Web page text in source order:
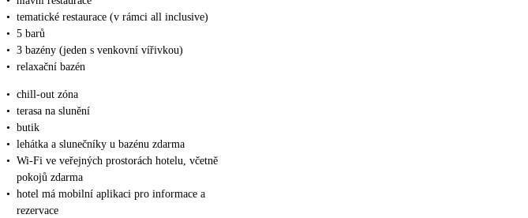
• tematické restaurace (v rámci all inclusive)
• 5 barů
• 3 bazény (jeden s venkovní vířivkou)
• relaxační bazén
• chill-out zóna
• terasa na slunění
• butik
• lehátka a slunečníky u bazénu zdarma
• Wi-Fi ve veřejných prostorách hotelu, včetně
pokojů zdarma
• hotel má mobilní aplikaci pro informace a
rezervace